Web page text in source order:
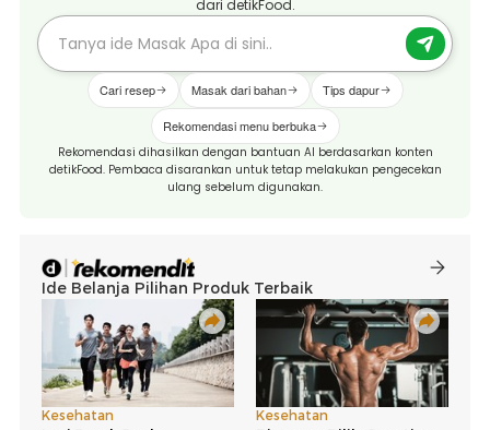
dari detikFood.
Cari resep Masak dari bahan Tips dapur
Rekomendasi menu berbuka
Rekomendasi dihasilkan dengan bantuan AI berdasarkan konten
detikFood. Pembaca disarankan untuk tetap melakukan pengecekan
ulang sebelum digunakan.